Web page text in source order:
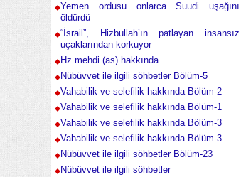
Yemen ordusu onlarca Suudi uşağını
öldürdü
“İsrail”, Hizbullah’ın patlayan insansız
uçaklarından korkuyor
Hz.mehdi (as) hakkında
Nübüvvet ile ilgili söhbetler Bölüm-5
Vahabilik ve selefilik hakkında Bölüm-2
Vahabilik ve selefilik hakkında Bölüm-1
Vahabilik ve selefilik hakkında Bölüm-3
Vahabilik ve selefilik hakkında Bölüm-3
Nübüvvet ile ilgili söhbetler Bölüm-23
Nübüvvet ile ilgili söhbetler